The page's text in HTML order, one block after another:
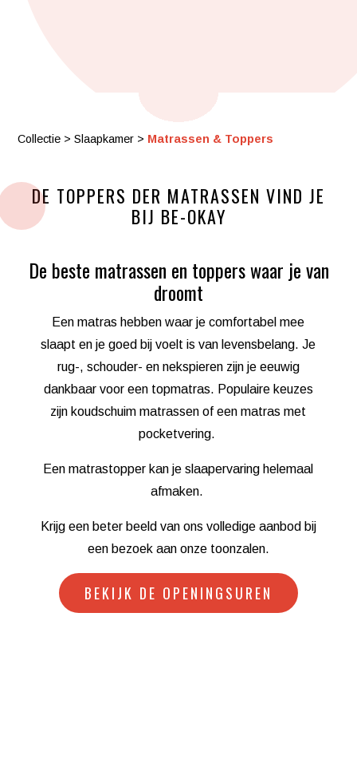
Collectie >Slaapkamer > Matrassen & Toppers
DE TOPPERS DER MATRASSEN VIND JE
BIJ BE-OKAY
De beste matrassen en toppers waar je van
droomt
Een matras hebben waar je comfortabel mee
slaapt en je goed bij voelt is van levensbelang. Je
rug-, schouder- en nekspieren zijn je eeuwig
dankbaar voor een topmatras. Populaire keuzes
zijn koudschuim matrassen of een matras met
pocketvering.
Een matrastopper kan je slaapervaring helemaal
afmaken.
Krijg een beter beeld van ons volledige aanbod bij
een bezoek aan onze toonzalen.
BEKIJK DE OPENINGSUREN